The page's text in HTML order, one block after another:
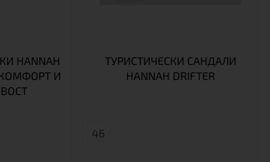
HANNAH
КОМФОРТ И
ТУРИСТИЧЕСКИ САНДАЛИ
HANNAH DRIFTER
46